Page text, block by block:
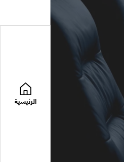
الرئيسية